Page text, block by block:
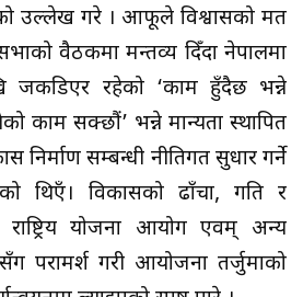
उल्लेख गरे । आफूले विश्वासको मत
सभाको वैठकमा मन्तव्य दिँदा नेपालमा
जकडिएर रहेको ‘काम हुँदैछ भन्ने
काम सक्छौं’ भन्ने मान्यता स्थापित
निर्माण सम्बन्धी नीतिगत सुधार गर्ने
थिएँ। विकासको ढाँचा, गति र
योजना आयोग एवम् अन्य
परामर्श गरी आयोजना तर्जुमाको